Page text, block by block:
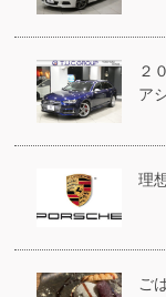
２
ア
理
ご